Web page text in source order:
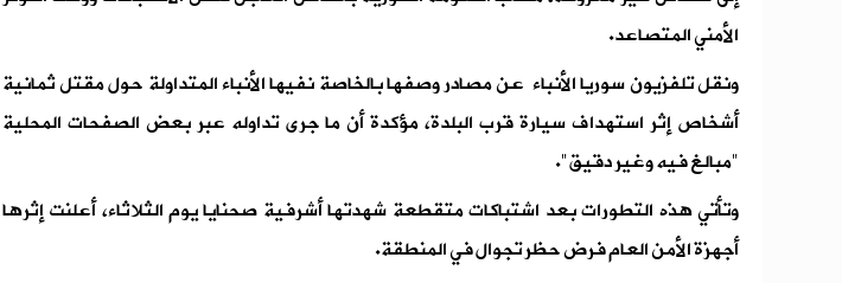
الأمني المتصاعد.
ونقل تلفزيون سوريا الأنباء عن مصادر وصفها بالخاصة نفيها الأنباء المتداولة حول مقتل ثمانية
أشخاص إثر استهداف سيارة قرب البلدة، مؤكدة أن ما جرى تداوله عبر بعض الصفحات المحلية
"مبالغ فيه وغير دقيق".
وتأتي هذه التطورات بعد اشتباكات متقطعة شهدتها أشرفية صحنايا يوم الثلاثاء، أعلنت إثرها
أجهزة الأمن العام فرض حظر تجوال في المنطقة.